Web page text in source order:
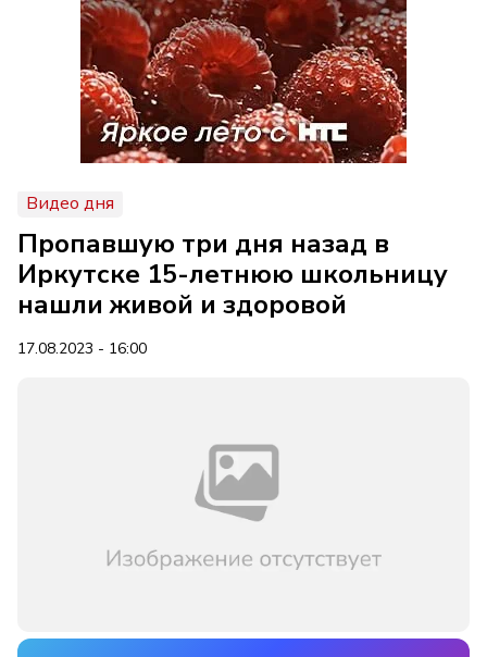
Видео дня
Пропавшую три дня назад в
Иркутске 15-летнюю школьницу
нашли живой и здоровой
17.08.2023 - 16:00